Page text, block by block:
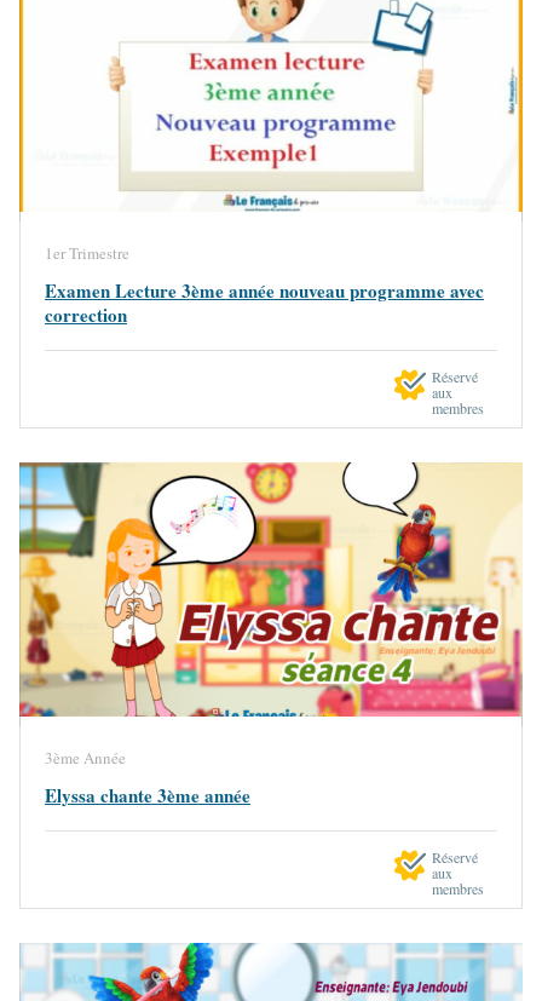
1er Trimestre
Examen Lecture 3ème année nouveau programme avec
correction
Réservé
aux
membres
3ème Année
Elyssa chante 3ème année
Réservé
aux
membres